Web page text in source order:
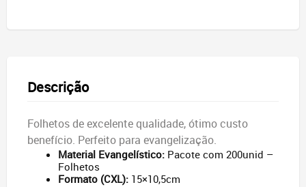
Descrição
Folhetos de excelente qualidade, ótimo custo
benefício. Perfeito para evangelização.
Material Evangelístico: Pacote com 200unid –
Folhetos
Formato (CXL): 15×10,5cm